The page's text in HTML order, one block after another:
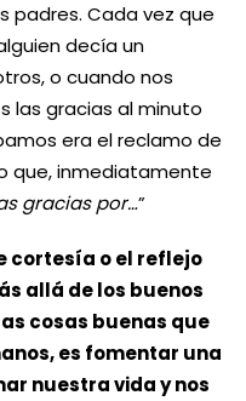
padres. Cada vez que
decía un
o cuando nos
las gracias al minuto
era el reclamo de
que, inmediatamente
gracias por…”
cortesía o el reflejo
allá de los buenos
cosas buenas que
es fomentar una
nuestra vida y nos